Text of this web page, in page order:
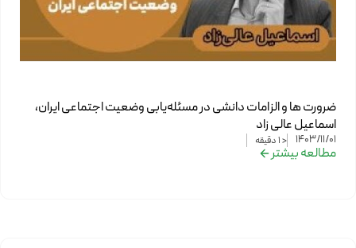
ضرورت ها و الزامات دانشی در مسئله‌یابی وضعیت اجتماعی ایران،
اسماعیل عالی زاد
1403/11/01
< 1 دقیقه
مطالعه بیشتر